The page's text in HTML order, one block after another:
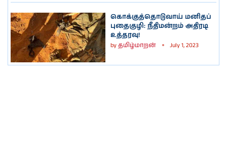
கொக்குத்தொடுவாய் மனிதப்
புதைகுழி: நீதிமன்றம் அதிரடி
உத்தரவு!
byதமிழ்மாறன் July 1, 2023